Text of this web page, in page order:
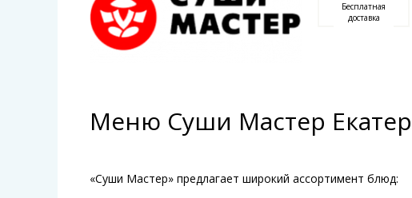
Бесплатная
доставка
Меню Суши Мастер
«Суши Мастер» предлагает широкий ассортимент блюд: